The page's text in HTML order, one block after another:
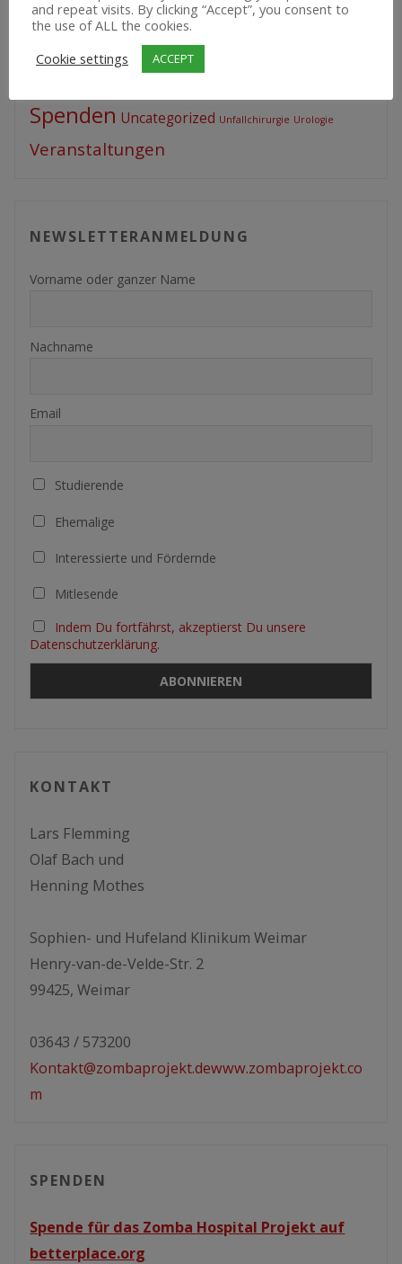
COVID Datennetzwerk Erfahrungsaustausch
Infection Clinic
Mitgliederversammlung
Spenden Uncategorized Unfallchirurgie Urologie
Veranstaltungen
NEWSLETTERANMELDUNG
Vorname oder ganzer Name
Nachname
Email
Studierende
Ehemalige
Interessierte und Fördernde
Mitlesende
Indem Du fortfährst, akzeptierst Du unsere
Datenschutzerklärung.
KONTAKT
Lars Flemming
Olaf Bach und
Henning Mothes
Sophien- und Hufeland Klinikum Weimar
Henry-van-de-Velde-Str. 2
99425, Weimar
03643 / 573200
Kontakt@zombaprojekt.dewww.zombaprojekt.co
m
SPENDEN
Spende für das Zomba Hospital Projekt auf
betterplace.org
and repeat visits. By clicking “Accept”, you consent to
the use of ALL the cookies.
Cookie settings
ACCEPT